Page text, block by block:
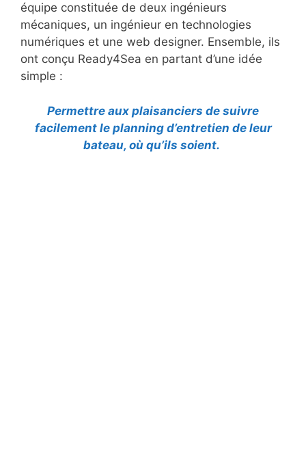
équipe constituée de deux ingénieurs
mécaniques, un ingénieur en technologies
numériques et une web designer. Ensemble, ils
ont conçu Ready4Sea en partant d’une idée
simple :
Permettre aux plaisanciers de suivre
facilement le planning d’entretien de leur
bateau, où qu’ils soient.